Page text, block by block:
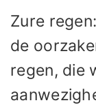
Zure
de
regen, die